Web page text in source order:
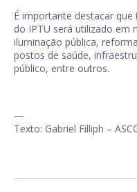
É importante destacar
do IPTU será utilizado em
iluminação pública,
postos de saúde,
público, entre outros.
—
Texto: Gabriel Filliph –